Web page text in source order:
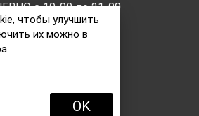
с 10-00 до 21-00
чтобы улучшить
их можно в
OK